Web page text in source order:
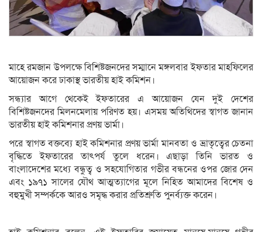
মাহে রমজান উপলক্ষে বিশিষ্টজনদের সম্মানে মঙ্গলবার ইফতার মাহফিলের
আয়োজন করে ঢাকাস্থ ভারতীয় হাই কমিশন।
সন্ধ্যার আগে থেকেই ইফতারের এ আয়োজন যেন দুই দেশের
বিশিষ্টজনদের মিলনমেলায় পরিণত হয়। এসময় অতিথিদের স্বাগত জানান
ভারতীয় হাই কমিশনার প্রণয় ভার্মা।
পরে স্বাগত বক্তব্যে হাই কমিশনার প্রণয় ভার্মা মানবতা ও ভ্রাতৃত্বের চেতনা
বৃদ্ধিতে ইফতারের তাৎপর্য তুলে ধরেন। এছাড়া তিনি ভারত ও
বাংলাদেশের মধ্যে বন্ধুত্ব ও সহযোগিতার গভীর বন্ধনের ওপর জোর দেন
এবং ১৯৭১ সালের যৌথ আত্মত্যাগের মূলে নিহিত আমাদের বিশেষ ও
বহুমুখী সম্পর্ককে আরও সমৃদ্ধ করার প্রতিশ্রুতি পুনর্ব্যক্ত করেন।